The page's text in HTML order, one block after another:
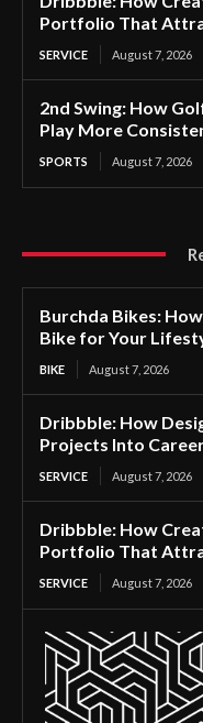
Portfolio That
SERVICE August 7, 2026
2nd Swing: How
Play More
SPORTS August 7, 2026
Burchda Bikes:
Bike for Your
BIKE August 7, 2026
Dribbble: How
Projects Into
SERVICE August 7, 2026
Dribbble: How
Portfolio That
SERVICE August 7, 2026